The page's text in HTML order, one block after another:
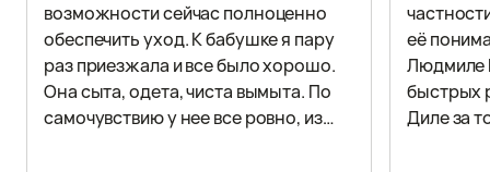
возможности сейчас полноценно
обеспечить уход. К бабушке я пару
раз приезжала и все было хорошо.
Она сыта, одета, чиста вымыта. По
самочувствию у нее все ровно, из
её
Людмиле
быстрых
Диле за